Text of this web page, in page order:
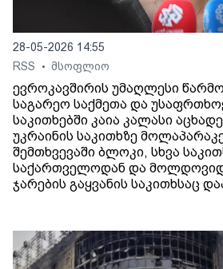
28-05-2026 14:55
RSS
• მსოფლიო
ევროკავშირის უმაღლესი
საგარეო საქმეთა და
საკითხებში კაია კალასი
უკრაინის საკითხზე
შემთხვევაში ბლოკი, სხვა
საქართველოდან და
ჯარების გაყვანის საკითხსაც